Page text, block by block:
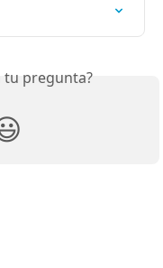
tu pregunta?